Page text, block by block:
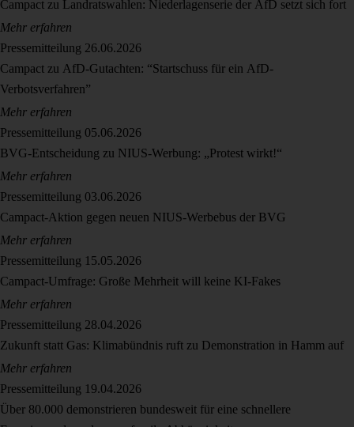
Campact zu Landratswahlen: Niederlagenserie der AfD setzt sich fort
Mehr erfahren
Pressemitteilung 26.06.2026
Campact zu AfD-Gutachten: “Startschuss für ein AfD-
Verbotsverfahren”
Mehr erfahren
Pressemitteilung 05.06.2026
BVG-Entscheidung zu NIUS-Werbung: „Protest wirkt!“
Mehr erfahren
Pressemitteilung 03.06.2026
Campact-Aktion gegen neuen NIUS-Werbebus der BVG
Mehr erfahren
Pressemitteilung 15.05.2026
Campact-Umfrage: Große Mehrheit will keine KI-Fakes
Mehr erfahren
Pressemitteilung 28.04.2026
Zukunft statt Gas: Klimabündnis ruft zu Demonstration in Hamm auf
Mehr erfahren
Pressemitteilung 19.04.2026
Über 80.000 demonstrieren bundesweit für eine schnellere